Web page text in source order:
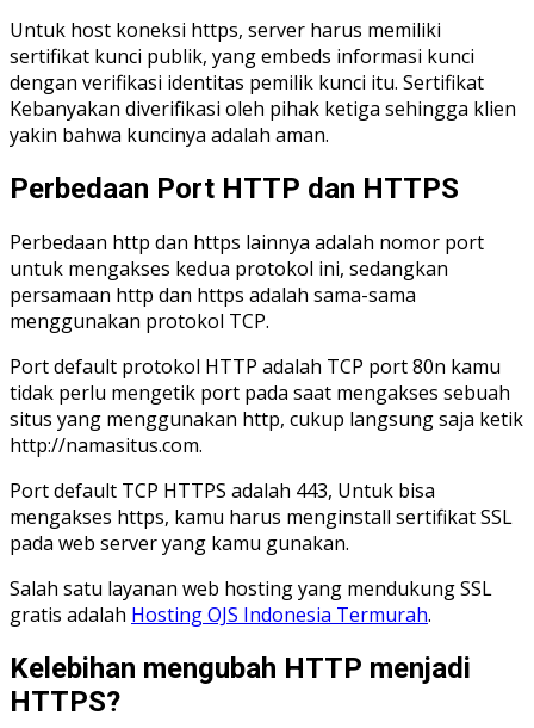
Untuk host koneksi https, server harus memiliki
sertifikat kunci publik, yang embeds informasi kunci
dengan verifikasi identitas pemilik kunci itu. Sertifikat
Kebanyakan diverifikasi oleh pihak ketiga sehingga klien
yakin bahwa kuncinya adalah aman.
Perbedaan Port HTTP dan HTTPS
Perbedaan http dan https lainnya adalah nomor port
untuk mengakses kedua protokol ini, sedangkan
persamaan http dan https adalah sama-sama
menggunakan protokol TCP.
Port default protokol HTTP adalah TCP port 80n kamu
tidak perlu mengetik port pada saat mengakses sebuah
situs yang menggunakan http, cukup langsung saja ketik
http://namasitus.com.
Port default TCP HTTPS adalah 443, Untuk bisa
mengakses https, kamu harus menginstall sertifikat SSL
pada web server yang kamu gunakan.
Salah satu layanan web hosting yang mendukung SSL
gratis adalah Hosting OJS Indonesia Termurah.
Kelebihan mengubah HTTP menjadi
HTTPS?